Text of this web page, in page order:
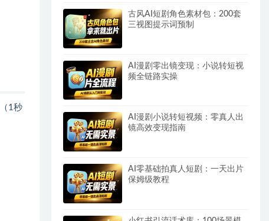
（1秒
古风AI短剧角色素材包：200套
三视图提示词预制
AI漫剧零出镜变现：小说转短视
频全链路实操
AI漫剧小说转短视频：零真人出
镜高效变现指南
AI零基础拍真人短剧：一天出片
保姆级教程